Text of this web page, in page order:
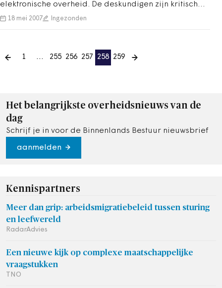
elektronische overheid. De deskundigen zijn kritisch
gestemd. Een gebrekkige regie is altijd…
18 mei 2007 Ingezonden
1 … 255 256 257 258 259
Het belangrijkste overheidsnieuws van de
dag
Schrijf je in voor de Binnenlands Bestuur nieuwsbrief
aanmelden
Kennispartners
Meer dan grip: arbeidsmigratiebeleid tussen sturing
en leefwereld
RadarAdvies
Een nieuwe kijk op complexe maatschappelijke
vraagstukken
TNO